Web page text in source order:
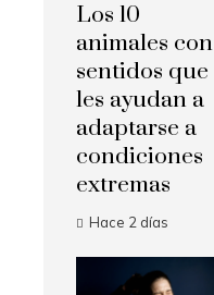
Los 10
animales con
sentidos que
les ayudan a
adaptarse a
condiciones
extremas
Hace 2 días